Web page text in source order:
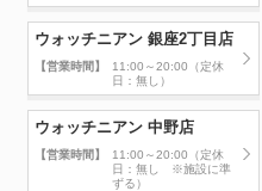
ウォッチニアン 銀座2丁目店
【営業時間】
11:00～20:00（定休
日：無し）
ウォッチニアン 中野店
【営業時間】
11:00～20:00（定休
日：無し ※施設に準
ずる）